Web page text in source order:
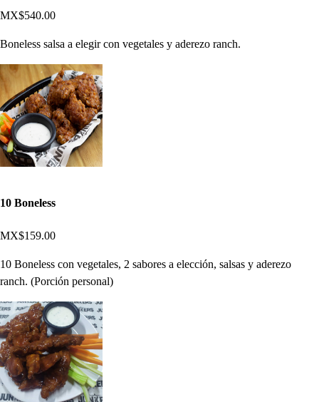
MX$540.00
Boneless salsa a elegir con vegetales y aderezo ranch.
10 Boneless
MX$159.00
10 Boneless con vegetales, 2 sabores a elección, salsas y aderezo
ranch. (Porción personal)